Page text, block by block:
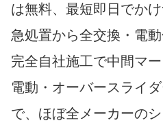
は無料、最短即日でか
急処置から全交換・電
完全自社施工で中間マ
電動・オーバースライ
で、ほぼ全メーカーの